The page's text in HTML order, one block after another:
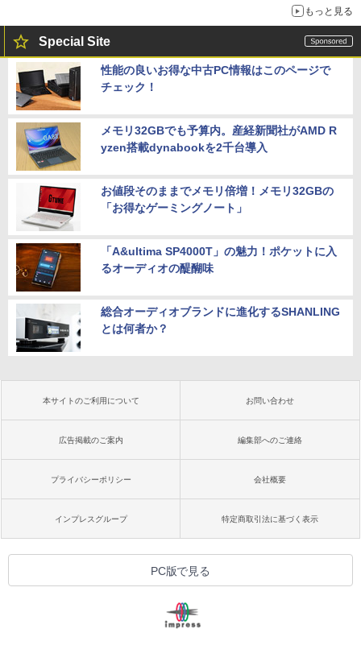
もっと見る
Special Site
性能の良いお得な中古PC情報はこのページで
チェック！
メモリ32GBでも予算内。産経新聞社がAMD R
yzen搭載dynabookを2千台導入
お値段そのままでメモリ倍増！メモリ32GBの
「お得なゲーミングノート」
「A&ultima SP4000T」の魅力！ポケットに入
るオーディオの醍醐味
総合オーディオブランドに進化するSHANLING
とは何者か？
本サイトのご利用について お問い合わせ
広告掲載のご案内 編集部へのご連絡
プライバシーポリシー 会社概要
インプレスグループ 特定商取引法に基づく表示
PC版で見る